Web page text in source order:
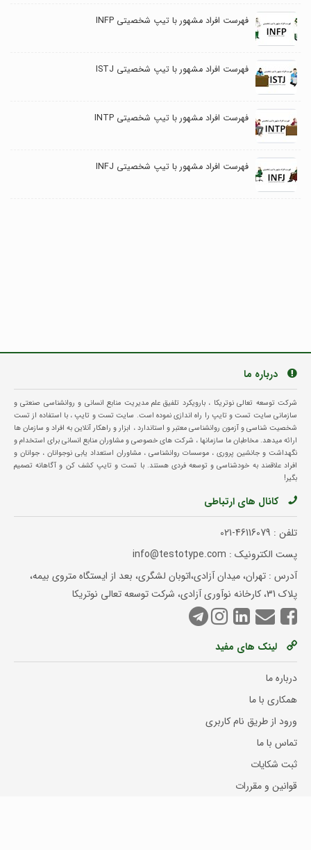
فهرست افراد مشهور با تیپ شخصیتی INFP
فهرست افراد مشهور با تیپ شخصیتی ISTJ
فهرست افراد مشهور با تیپ شخصیتی INTP
فهرست افراد مشهور با تیپ شخصیتی INFJ
درباره ما
شرکت توسعه تعالی نوتریکا ، بارویکرد تلفیق علم مدیریت منابع انسانی و روانشناسی صنعتی و
سازمانی سایت تست و تایپ را راه اندازی نموده است. سایت تست و تایپ ، با استفاده از تست
شخصیت شناسی و آزمون روانشناسی معتبر و استاندارد ، ابزار و راهکار آنلاین به افراد و سازمان ها
ارائه میدهد. مخاطبان ما سازمانها ، شرکت های خصوصی و مشاوران منابع انسانی برای استخدام و
نگهداشت و جانشین پروری ، موسسات روانشناسی ، مشاوران استعداد یابی نوجوانان ، جوانان و
افراد علاقمند به خودشناسی و توسعه فردی هستند. با تست و تایپ کشف کن و آگاهانه تصمیم
بگیر!
کانال های ارتباطی
تلفن : 021-46116079
پست الکترونیک : info@testotype.com
آدرس : تهران، میدان آزادی،اتوبان لشگری، بعد از ایستگاه متروی بیمه،
پلاک 31، کارخانه نوآوری آزادی، شرکت توسعه تعالی نوتریکا
لینک های مفید
درباره ما
همکاری با ما
ورود از طریق نام کاربری
تماس با ما
ثبت شکایات
قوانین و مقررات